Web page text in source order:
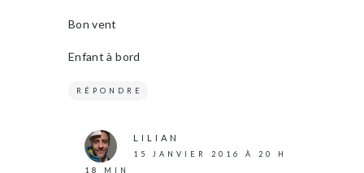
Bon vent
Enfant à bord
RÉPONDRE
LILIAN
15 JANVIER 2016 À 20 H
18 MIN